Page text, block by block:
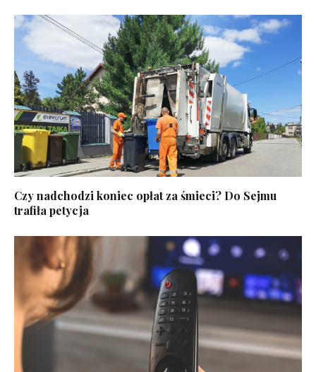
Czy nadchodzi koniec opłat za śmieci? Do Sejmu
trafiła petycja